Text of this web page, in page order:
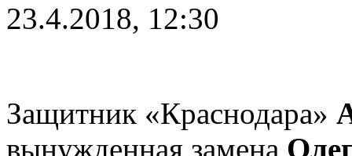
23.4.2018, 12:30
Защитник «Краснодара»
вынужденная замена